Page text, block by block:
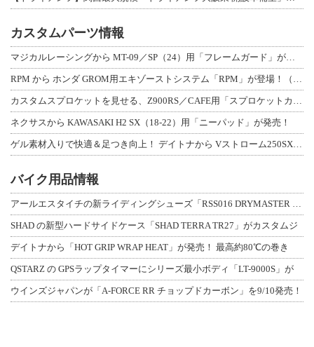
カスタムパーツ情報
ネクサスから KAWASAKI H2 SX（18-22）用「ニーパッド」が発売！
バイク用品情報
SHAD の新型ハードサイドケース「SHAD TERRA TR27」がカスタムジ
デイトナから「HOT GRIP WRAP HEAT」が発売！ 最高約80℃の巻き
QSTARZ の GPSラップタイマーにシリーズ最小ボディ「LT-9000S」が
ウインズジャパンが「A-FORCE RR チョップドカーボン」を9/10発売！